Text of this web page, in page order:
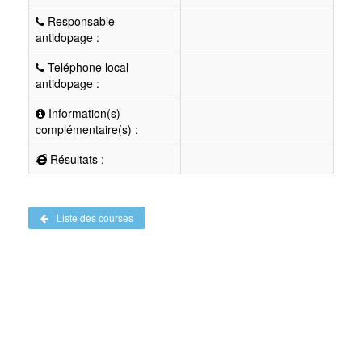
Responsable
antidopage :
Teléphone local
antidopage :
Information(s)
complémentaire(s) :
Résultats :
Liste des courses